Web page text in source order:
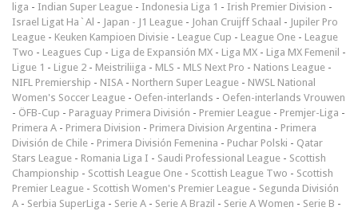
liga - Indian Super League - Indonesia Liga 1 - Irish Premier Division -
Israel Ligat Ha`Al - Japan - J1 League - Johan Cruijff Schaal - Jupiler Pro
League - Keuken Kampioen Divisie - League Cup - League One - League
Two - Leagues Cup - Liga de Expansión MX - Liga MX - Liga MX Femenil -
Ligue 1 - Ligue 2 - Meistriliiga - MLS - MLS Next Pro - Nations League -
NIFL Premiership - NISA - Northern Super League - NWSL National
Women's Soccer League - Oefen-interlands - Oefen-interlands Vrouwen
- ÖFB-Cup - Paraguay Primera División - Premier League - Premjer-Liga -
Primera A - Primera Division - Primera Division Argentina - Primera
División de Chile - Primera División Femenina - Puchar Polski - Qatar
Stars League - Romania Liga I - Saudi Professional League - Scottish
Championship - Scottish League One - Scottish League Two - Scottish
Premier League - Scottish Women's Premier League - Segunda División
A - Serbia SuperLiga - Serie A - Serie A Brazil - Serie A Women - Serie B -